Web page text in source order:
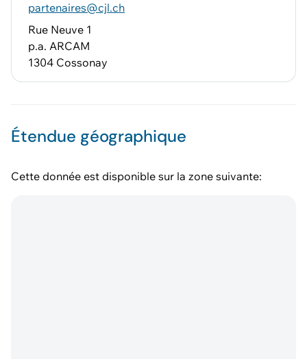
partenaires@cjl.ch
Rue Neuve 1
p.a. ARCAM
1304 Cossonay
Étendue géographique
Cette donnée est disponible sur la zone suivante: